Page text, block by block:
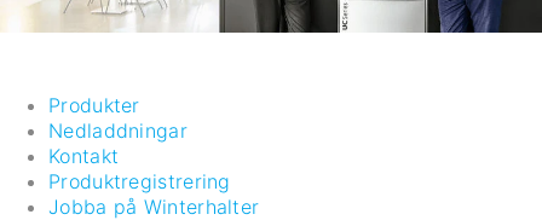
Produkter
Nedladdningar
Kontakt
Produktregistrering
Jobba på Winterhalter